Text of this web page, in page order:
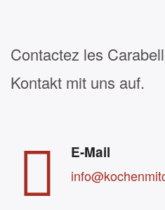
Contactez les
Kontakt mit uns auf.
E-Mail